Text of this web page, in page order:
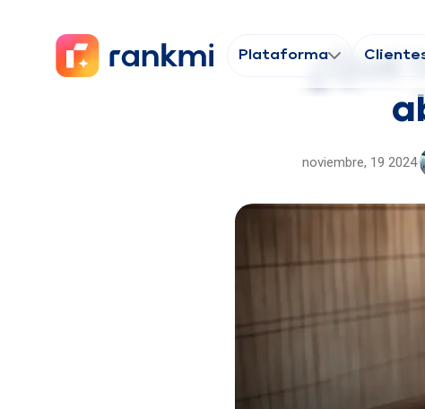
Plataforma¿Qué
noviembre, 19 2024·